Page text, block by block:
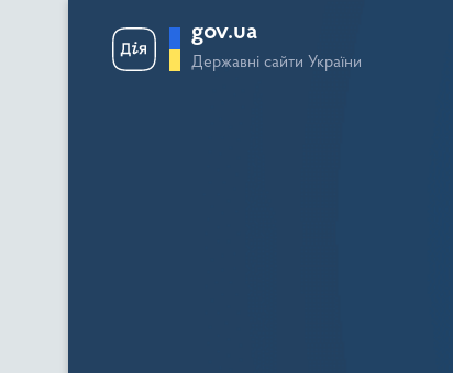
gov.ua
Державні сайти України